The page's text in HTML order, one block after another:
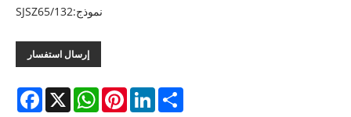
نموذج:SJSZ65/132
إرسال استفسار
X
WhatsAppPinterestLinkedInShare